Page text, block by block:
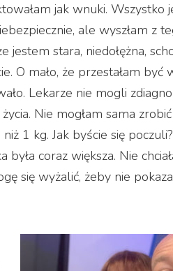
jak wnuki. Wszystko
ale wyszłam z
stara, niedołężna,
O mało, że przestałam być
Lekarze nie mogli
Nie mogłam sama zrobić
1 kg. Jak byście się
była coraz większa. Nie
się wyżalić, żeby nie